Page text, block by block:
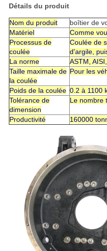
Détails du produit
Nom du produit
boîtier de
Matériel
Comme
Processus de
coulée
Coulée de
d'argile,
La norme
ASTM,
Taille maximale de
la coulée
Pour les
Poids de la coulée 0.2 à 1100
Tolérance de
dimension
Le nombre
Productivité 160000